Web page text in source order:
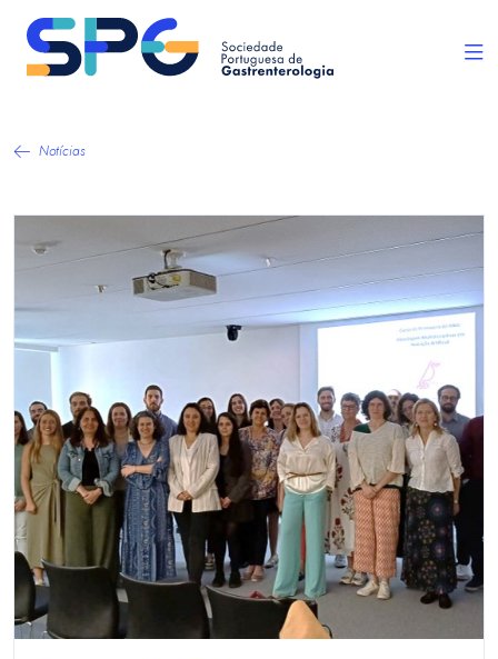
Notícias